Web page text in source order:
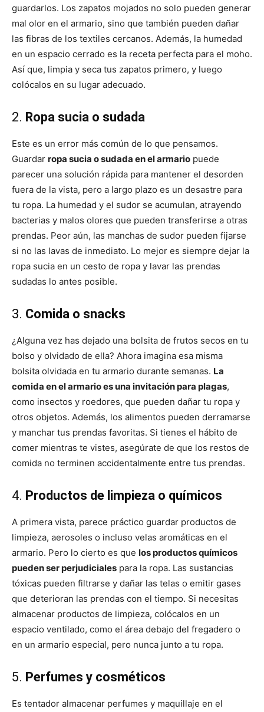
guardarlos. Los zapatos mojados no solo pueden generar
mal olor en el armario, sino que también pueden dañar
las fibras de los textiles cercanos. Además, la humedad
en un espacio cerrado es la receta perfecta para el moho.
Así que, limpia y seca tus zapatos primero, y luego
colócalos en su lugar adecuado.
2. Ropa sucia o sudada
Este es un error más común de lo que pensamos.
Guardar ropa sucia o sudada en el armario puede
parecer una solución rápida para mantener el desorden
fuera de la vista, pero a largo plazo es un desastre para
tu ropa. La humedad y el sudor se acumulan, atrayendo
bacterias y malos olores que pueden transferirse a otras
prendas. Peor aún, las manchas de sudor pueden fijarse
si no las lavas de inmediato. Lo mejor es siempre dejar la
ropa sucia en un cesto de ropa y lavar las prendas
sudadas lo antes posible.
3. Comida o snacks
¿Alguna vez has dejado una bolsita de frutos secos en tu
bolso y olvidado de ella? Ahora imagina esa misma
bolsita olvidada en tu armario durante semanas. La
comida en el armario es una invitación para plagas,
como insectos y roedores, que pueden dañar tu ropa y
otros objetos. Además, los alimentos pueden derramarse
y manchar tus prendas favoritas. Si tienes el hábito de
comer mientras te vistes, asegúrate de que los restos de
comida no terminen accidentalmente entre tus prendas.
4. Productos de limpieza o químicos
A primera vista, parece práctico guardar productos de
limpieza, aerosoles o incluso velas aromáticas en el
armario. Pero lo cierto es que los productos químicos
pueden ser perjudiciales para la ropa. Las sustancias
tóxicas pueden filtrarse y dañar las telas o emitir gases
que deterioran las prendas con el tiempo. Si necesitas
almacenar productos de limpieza, colócalos en un
espacio ventilado, como el área debajo del fregadero o
en un armario especial, pero nunca junto a tu ropa.
5. Perfumes y cosméticos
Es tentador almacenar perfumes y maquillaje en el